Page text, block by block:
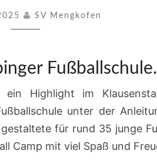
SV Mengkofen
Fußballschule.
Highlight im
unter der
für rund 35 junge
Camp mit viel Spaß und